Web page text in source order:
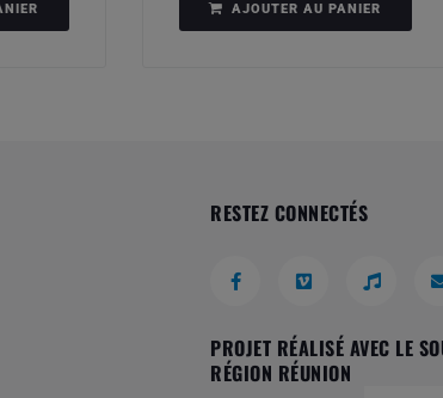
AJOUTER AU PANIER
RESTEZ CONNECTÉS
PROJET RÉALISÉ AVEC LE
RÉGION RÉUNION